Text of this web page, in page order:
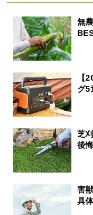
無
【
グ5
芝
後
害
具